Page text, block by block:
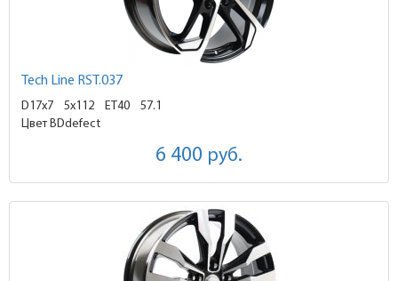
Tech Line RST.037
D17x7 5x112 ET40
57.1
Цвет BDdefect
6 400 руб.